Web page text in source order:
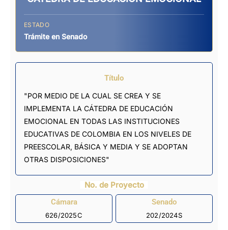
ESTADO
Trámite en Senado
Título
"POR MEDIO DE LA CUAL SE CREA Y SE
IMPLEMENTA LA CÁTEDRA DE EDUCACIÓN
EMOCIONAL EN TODAS LAS INSTITUCIONES
EDUCATIVAS DE COLOMBIA EN LOS NIVELES DE
PREESCOLAR, BÁSICA Y MEDIA Y SE ADOPTAN
OTRAS DISPOSICIONES"
No. de Proyecto
Cámara
626/2025C
Senado
202/2024S